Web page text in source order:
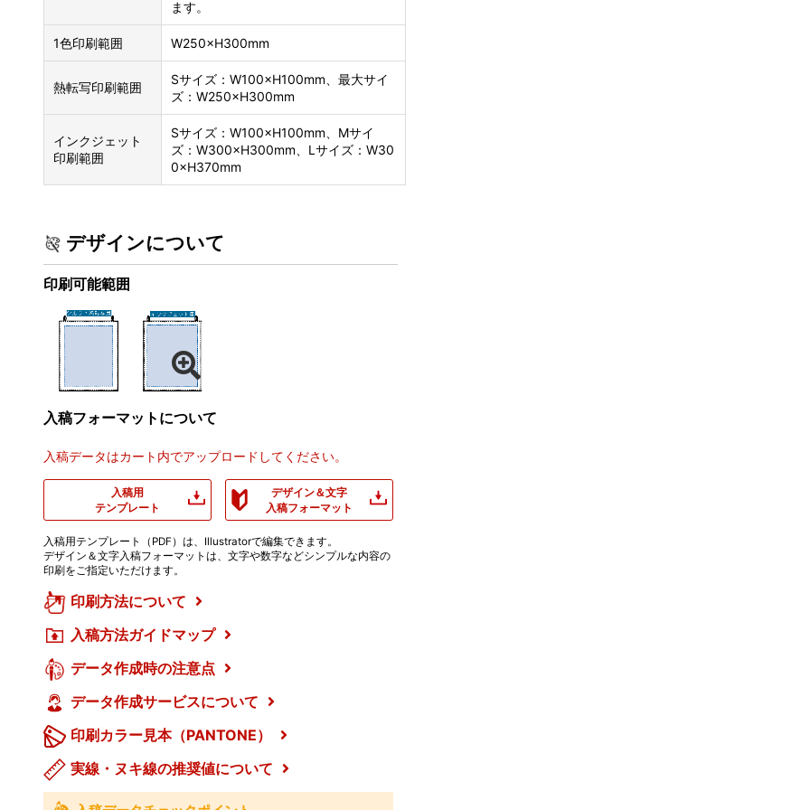
ます。
1色印刷範囲 W250×H300mm
熱転写印刷範囲
Sサイズ：W100×H100mm、最大サイ
ズ：W250×H300mm
インクジェット
印刷範囲
Sサイズ：W100×H100mm、Mサイ
ズ：W300×H300mm、Lサイズ：W30
0×H370mm
デザインについて
印刷可能範囲
入稿フォーマットについて
入稿データはカート内でアップロードしてください。
入稿用
テンプレート
デザイン＆文字
入稿フォーマット
入稿用テンプレート（PDF）は、Illustratorで編集できます。
デザイン＆文字入稿フォーマットは、文字や数字などシンプルな内容の
印刷をご指定いただけます。
印刷方法について
入稿方法ガイドマップ
データ作成時の注意点
データ作成サービスについて
印刷カラー見本（PANTONE）
実線・ヌキ線の推奨値について